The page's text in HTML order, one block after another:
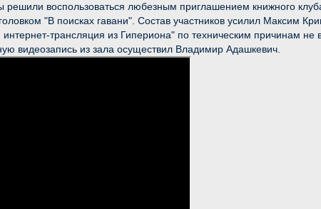
воспользоваться любезным приглашением книжного
"В поисках гавани". Состав участников усилил Максим
трансляция из Гипериона" по техническим причинам
видеозапись из зала осуществил Владимир Адашкевич.